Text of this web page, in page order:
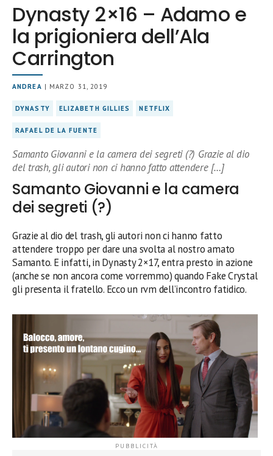
Dynasty 2×16 – Adamo e
la prigioniera dell’Ala
Carrington
ANDREA | MARZO 31, 2019
DYNASTY ELIZABETH GILLIES NETFLIX
RAFAEL DE LA FUENTE
Samanto Giovanni e la camera dei segreti (?) Grazie al dio
del trash, gli autori non ci hanno fatto attendere […]
Samanto Giovanni e la camera
dei segreti (?)
Grazie al dio del trash, gli autori non ci hanno fatto
attendere troppo per dare una svolta al nostro amato
Samanto. E infatti, in Dynasty 2×17, entra presto in azione
(anche se non ancora come vorremmo) quando Fake Crystal
gli presenta il fratello. Ecco un rvm dell’incontro fatidico.